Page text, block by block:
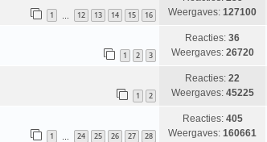
1 12 13 14 15 16
Weergaves: 127100
1 2 3
Reacties: 36
Weergaves: 26720
1 2
Reacties: 22
Weergaves: 45225
1 24 25 26 27 28
Reacties: 405
Weergaves: 160661